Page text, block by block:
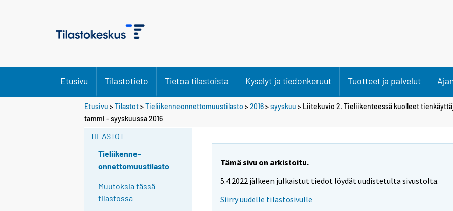
Etusivu Tilastotieto Tietoa tilastoista Kyselyt ja tiedonkeruut Tuotteet ja palvelut
Etusivu >Tilastot>Tieliikenneonnettomuustilasto >2016>syyskuu > Liitekuvio 2. Tieliikenteessä kuolleet
tammi - syyskuussa 2016
TILASTOT
Tieliikenne-
onnettomuustilasto
Muutoksia tässä
tilastossa
Tämä sivu on arkistoitu.
5.4.2022 jälkeen julkaistut tiedot löydät uudistetulta sivustolta.
Siirry uudelle tilastosivulle